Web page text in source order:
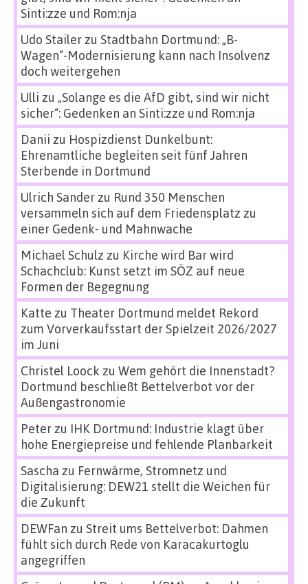
Sinti:zze und Rom:nja
Udo Stailerzu Stadtbahn Dortmund: „B-
Wagen“-Modernisierung kann nach Insolvenz
doch weitergehen
Ulli zu „Solange es die AfD gibt, sind wir nicht
sicher“: Gedenken an Sinti:zze und Rom:nja
Danii zu Hospizdienst Dunkelbunt:
Ehrenamtliche begleiten seit fünf Jahren
Sterbende in Dortmund
Ulrich Sanderzu Rund 350 Menschen
versammeln sich auf dem Friedensplatz zu
einer Gedenk- und Mahnwache
Michael Schulz zu Kirche wird Bar wird
Schachclub: Kunst setzt im SÖZ auf neue
Formen der Begegnung
Katte zu Theater Dortmund meldet Rekord
zum Vorverkaufsstart der Spielzeit 2026/2027
im Juni
Christel Loock zu Wem gehört die Innenstadt?
Dortmund beschließt Bettelverbot vor der
Außengastronomie
Peterzu IHK Dortmund: Industrie klagt über
hohe Energiepreise und fehlende Planbarkeit
Sascha zu Fernwärme, Stromnetz und
Digitalisierung: DEW21 stellt die Weichen für
die Zukunft
DEWFan zu Streit ums Bettelverbot: Dahmen
fühlt sich durch Rede von Karacakurtoglu
angegriffen